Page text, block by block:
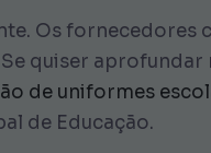
Os fornecedores
quiser aprofundar
de uniformes
de Educação.